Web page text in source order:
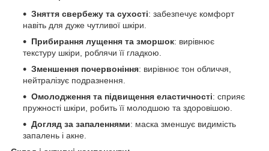
Зняття свербежу та сухості: забезпечує комфорт
навіть для дуже чутливої шкіри.
Прибирання лущення та зморшок: вирівнює
текстуру шкіри, роблячи її гладкою.
Зменшення почервоніння: вирівнює тон обличчя,
нейтралізує подразнення.
Омолодження та підвищення еластичності: сприяє
пружності шкіри, робить її молодшою та здоровішою.
Догляд за запаленнями: маска зменшує видимість
запалень і акне.